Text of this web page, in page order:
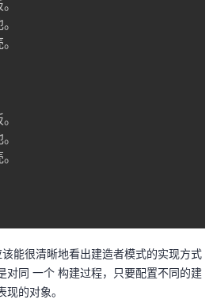
很清晰地看出建造者模式的实现方式
对同 一个 构建过程，只要配置不同的建
的对象。